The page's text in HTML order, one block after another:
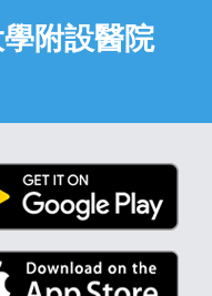
附設醫院